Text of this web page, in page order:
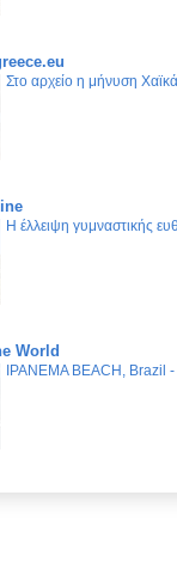
Στο αρχείο η μήνυση
Η έλλειψη γυμναστικής
World
IPANEMA BEACH, Brazil